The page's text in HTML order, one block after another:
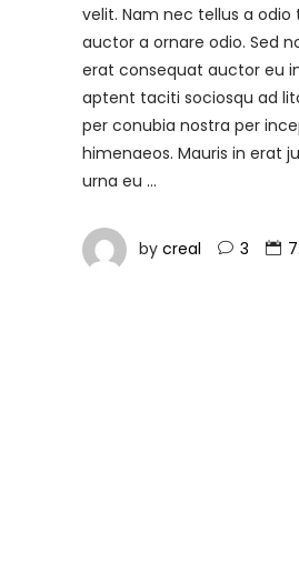
velit. Nam nec tellus a odio
auctor a ornare odio. Sed
erat consequat auctor eu
aptent taciti sociosqu ad
per conubia nostra per
himenaeos. Mauris in erat
urna eu
by creal 3